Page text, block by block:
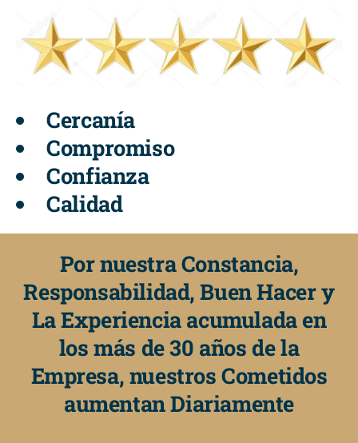
Cercanía
Compromiso
Confianza
Calidad
Por nuestra Constancia,
Responsabilidad, Buen Hacer y
La Experiencia acumulada en
los más de 30 años de la
Empresa, nuestros Cometidos
aumentan Diariamente